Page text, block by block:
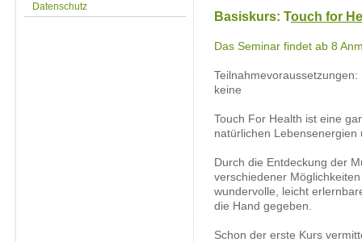
Datenschutz
Basiskurs: Touch for
Das Seminar findet ab 8
Teilnahmevoraussetzungen:
keine
Touch For Health ist eine
natürlichen
Durch die Entdeckung der
verschiedener
wundervolle, leicht
die Hand gegeben.
Schon der erste Kurs